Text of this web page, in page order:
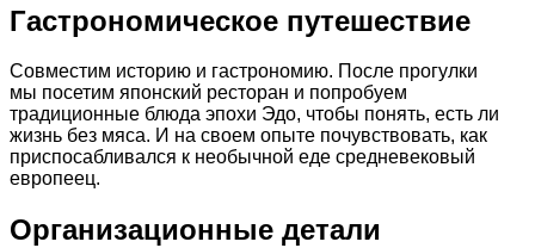
Гастрономическое путешествие
Совместим историю и гастрономию. После прогулки
мы посетим японский ресторан и попробуем
традиционные блюда эпохи Эдо, чтобы понять, есть ли
жизнь без мяса. И на своем опыте почувствовать, как
приспосабливался к необычной еде средневековый
европеец.
Организационные детали